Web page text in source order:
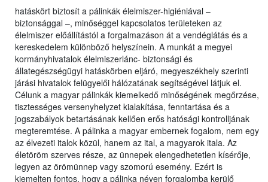
hatáskört biztosít a pálinkák élelmiszer-higiéniával –
biztonsággal –, minőséggel kapcsolatos területeken az
élelmiszer előállítástól a forgalmazáson át a vendéglátás és a
kereskedelem különböző helyszínein. A munkát a megyei
kormányhivatalok élelmiszerlánc- biztonsági és
állategészségügyi hatáskörben eljáró, megyeszékhely szerinti
járási hivatalok felügyelői hálózatának segítségével látjuk el.
Célunk a magyar pálinkák kiemelkedő minőségének megőrzése,
tisztességes versenyhelyzet kialakítása, fenntartása és a
jogszabályok betartásának kellően erős hatósági kontrolljának
megteremtése. A pálinka a magyar embernek fogalom, nem egy
az élvezeti italok közül, hanem az ital, a magyarok itala. Az
életöröm szerves része, az ünnepek elengedhetetlen kísérője,
legyen az örömünnep vagy szomorú esemény. Ezért is
kiemelten fontos, hogy a pálinka néven forgalomba kerülő